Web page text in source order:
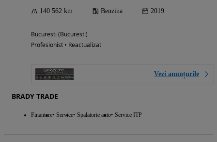
140 562 km Benzina 2019
Bucuresti (Bucuresti)
Profesionist • Reactualizat
Vezi anunțurile
BRADY TRADE
Finantare Service Spalatorie auto Service ITP